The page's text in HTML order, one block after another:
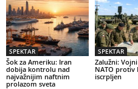
SPEKTAR
Šok za Ameriku: Iran
dobija kontrolu nad
najvažnijim naftnim
prolazom sveta
SPEKTAR
Zalužni:
NATO protiv
iscrpljen